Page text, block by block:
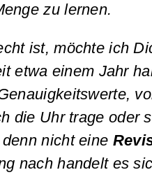
zu lernen.
ist, möchte ich
etwa einem Jahr
die Uhr trage oder
nicht eine
nach handelt es